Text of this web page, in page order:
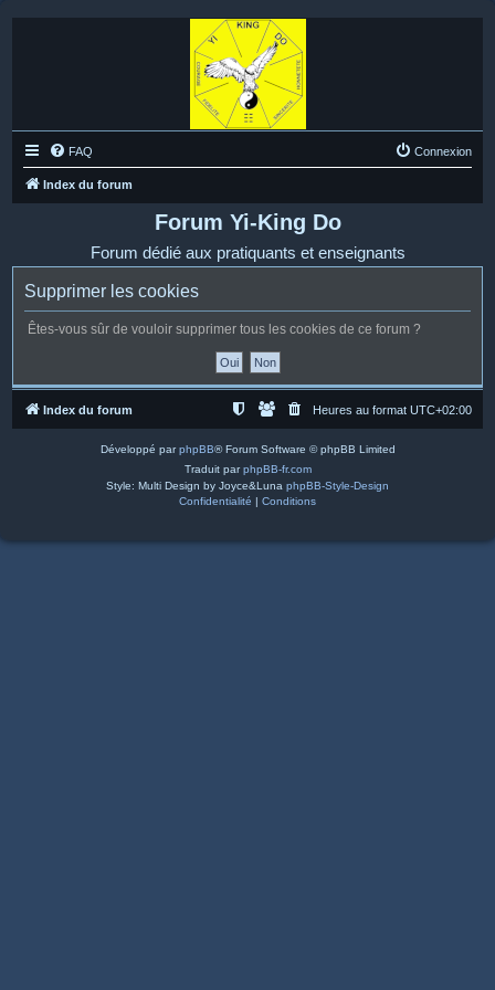
FAQ Connexion
Index du forum
Forum Yi-King Do
Forum dédié aux pratiquants et enseignants
Supprimer les cookies
Êtes-vous sûr de vouloir supprimer tous les cookies de ce forum ?
Index du forum Heures au format UTC+02:00
Développé parphpBB® Forum Software © phpBB Limited
Traduit parphpBB-fr.com
Style: Multi Design by Joyce&Luna phpBB-Style-Design
Confidentialité | Conditions